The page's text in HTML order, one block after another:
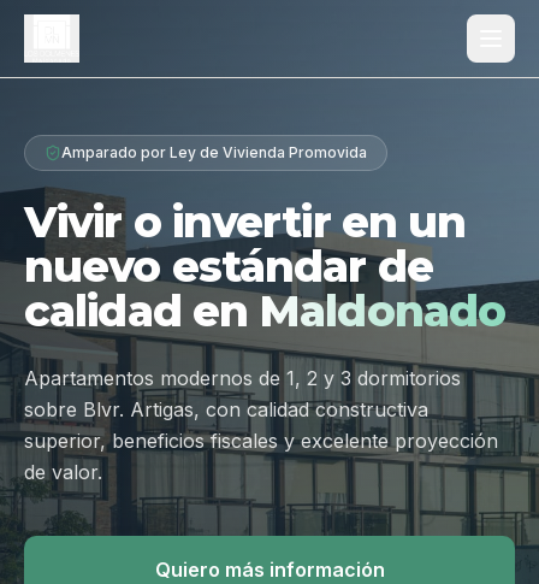
Proyecto
Diferenciales
Tipologías
Galería
Ubicación
Contacto
Hablar por WhatsApp
Amparado por Ley de Vivienda Promovida
Vivir o invertir en un
nuevo estándar de
calidad en Maldonado
Apartamentos modernos de 1, 2 y 3 dormitorios
sobre Blvr. Artigas, con calidad constructiva
superior, beneficios fiscales y excelente proyección
de valor.
Quiero más información